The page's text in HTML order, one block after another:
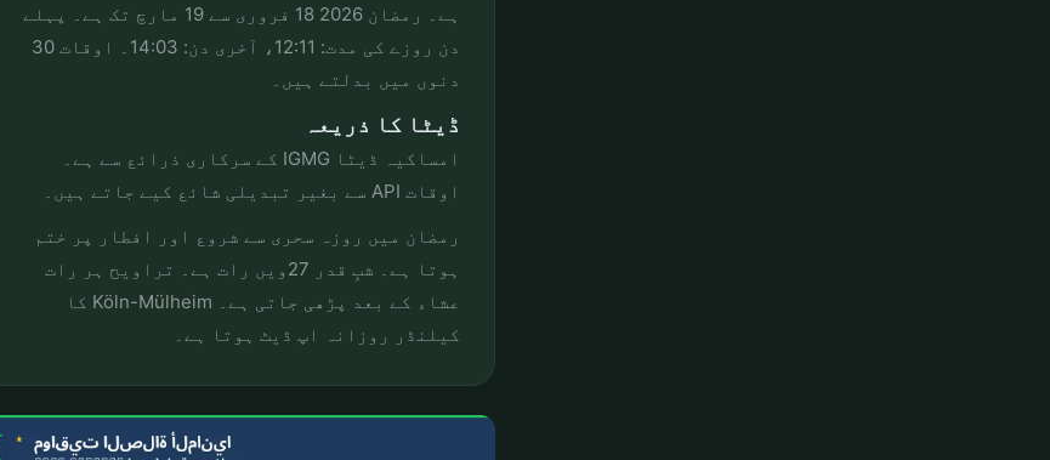
ہے۔ رمضان 2026 18 فروری سے 19 مارچ تک ہے۔ پہلے
دن روزے کی مدت: 12:11، آخری دن: 14:03۔ اوقات 30
دنوں میں بدلتے ہیں۔
ڈیٹا کا ذریعہ
امساکیہ ڈیٹا IGMG کے سرکاری ذرائع سے ہے۔
اوقات API سے بغیر تبدیلی شائع کیے جاتے ہیں۔
رمضان میں روزہ سحری سے شروع اور افطار پر ختم
ہوتا ہے۔ شبِ قدر 27ویں رات ہے۔ تراویح ہر رات
عشاء کے بعد پڑھی جاتی ہے۔ Köln-Mülheim کا
کیلنڈر روزانہ اپ ڈیٹ ہوتا ہے۔